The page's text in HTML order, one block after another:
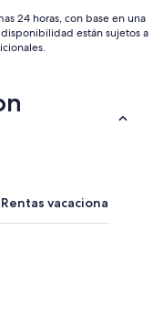
24 horas, con base en una
están sujetos a
Rentas vacacionales